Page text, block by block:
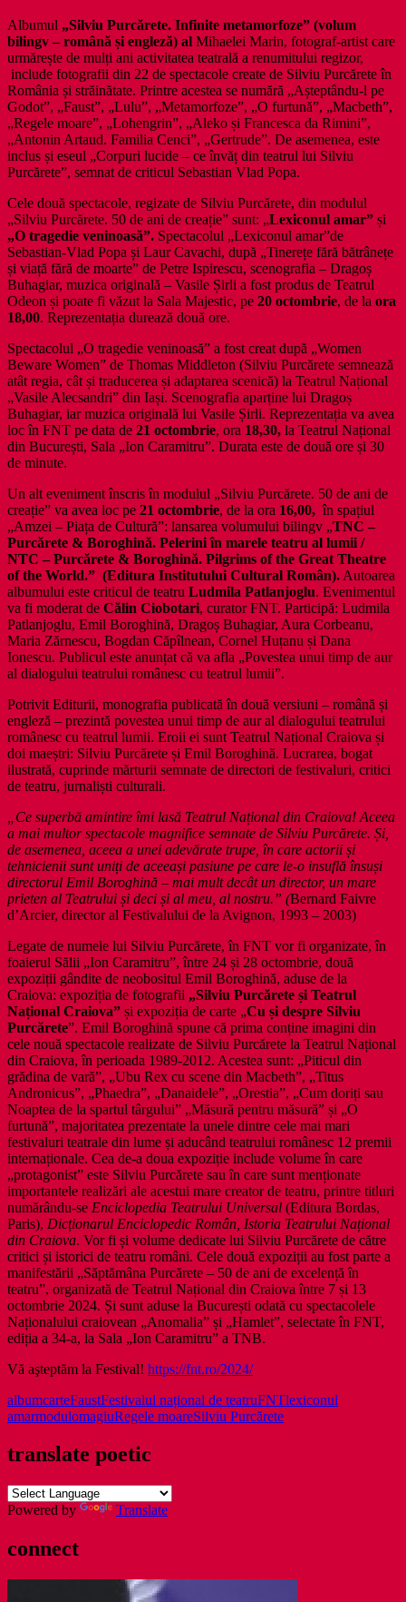
Albumul „Silviu Purcărete. Infinite metamorfoze” (volum
bilingv – română și engleză) al Mihaelei Marin, fotograf-artist care
urmărește de mulți ani activitatea teatrală a renumitului regizor,
include fotografii din 22 de spectacole create de Silviu Purcărete în
România și străinătate. Printre acestea se numără „Așteptându-l pe
Godot”, „Faust”, „Lulu”, „Metamorfoze”, „O furtună”, „Macbeth”,
„Regele moare”, „Lohengrin”, „Aleko și Francesca da Rimini”,
„Antonin Artaud. Familia Cenci”, „Gertrude”. De asemenea, este
inclus și eseul „Corpuri lucide – ce învăț din teatrul lui Silviu
Purcărete”, semnat de criticul Sebastian Vlad Popa.
Cele două spectacole, regizate de Silviu Purcărete, din modulul
„Silviu Purcărete. 50 de ani de creație” sunt: „Lexiconul amar” și
„O tragedie veninoasă”. Spectacolul „Lexiconul amar”de
Sebastian-Vlad Popa și Laur Cavachi, după „Tinerețe fără bătrânețe
și viață fără de moarte” de Petre Ispirescu, scenografia – Dragoș
Buhagiar, muzica originală – Vasile Șirli a fost produs de Teatrul
Odeon și poate fi văzut la Sala Majestic, pe 20 octombrie, de la ora
18,00. Reprezentația durează două ore.
Spectacolul „O tragedie veninoasă” a fost creat după „Women
Beware Women” de Thomas Middleton (Silviu Purcărete semnează
atât regia, cât și traducerea și adaptarea scenică) la Teatrul Național
„Vasile Alecsandri” din Iași. Scenografia aparține lui Dragoș
Buhagiar, iar muzica originală lui Vasile Șirli. Reprezentația va avea
loc în FNT pe data de 21 octombrie, ora 18,30, la Teatrul Național
din București, Sala „Ion Caramitru”. Durata este de două ore și 30
de minute.
Un alt eveniment înscris în modulul „Silviu Purcărete. 50 de ani de
creație” va avea loc pe 21 octombrie, de la ora 16,00, în spațiul
„Amzei – Piața de Cultură”: lansarea volumului bilingv „TNC –
Purcărete & Boroghină. Pelerini în marele teatru al lumii /
NTC – Purcărete & Boroghină. Pilgrims of the Great Theatre
of the World.” (Editura Institutului Cultural Român). Autoarea
albumului este criticul de teatru Ludmila Patlanjoglu. Evenimentul
va fi moderat de Călin Ciobotari, curator FNT. Participă: Ludmila
Patlanjoglu, Emil Boroghină, Dragoș Buhagiar, Aura Corbeanu,
Maria Zărnescu, Bogdan Căpîlnean, Cornel Huțanu și Dana
Ionescu. Publicul este anunțat că va afla „Povestea unui timp de aur
al dialogului teatrului românesc cu teatrul lumii”.
Potrivit Editurii, monografia publicată în două versiuni – română și
engleză – prezintă povestea unui timp de aur al dialogului teatrului
românesc cu teatrul lumii. Eroii ei sunt Teatrul Național Craiova și
doi maeștri: Silviu Purcărete și Emil Boroghină. Lucrarea, bogat
ilustrată, cuprinde mărturii semnate de directori de festivaluri, critici
de teatru, jurnaliști culturali.
„Ce superbă amintire îmi lasă Teatrul Național din Craiova! Aceea
a mai multor spectacole magnifice semnate de Silviu Purcărete. Și,
de asemenea, aceea a unei adevărate trupe, în care actorii și
tehnicienii sunt uniți de aceeași pasiune pe care le-o insuflă însuși
directorul Emil Boroghină – mai mult decât un director, un mare
prieten al Teatrului și deci și al meu, al nostru.” (Bernard Faivre
d’Arcier, director al Festivalului de la Avignon, 1993 – 2003)
Legate de numele lui Silviu Purcărete, în FNT vor fi organizate, în
foaierul Sălii „Ion Caramitru”, între 24 și 28 octombrie, două
expoziții gândite de neobositul Emil Boroghină, aduse de la
Craiova: expoziția de fotografii „Silviu Purcărete și Teatrul
Național Craiova” și expoziția de carte „Cu și despre Silviu
Purcărete”. Emil Boroghină spune că prima conține imagini din
cele nouă spectacole realizate de Silviu Purcărete la Teatrul Național
din Craiova, în perioada 1989-2012. Acestea sunt: „Piticul din
grădina de vară”, „Ubu Rex cu scene din Macbeth”, „Titus
Andronicus”, „Phaedra”, „Danaidele”, „Orestia”, „Cum doriți sau
Noaptea de la spartul târgului” „Măsură pentru măsură” și „O
furtună”, majoritatea prezentate la unele dintre cele mai mari
festivaluri teatrale din lume și aducând teatrului românesc 12 premii
internaționale. Cea de-a doua expoziție include volume în care
„protagonist” este Silviu Purcărete sau în care sunt menționate
importantele realizări ale acestui mare creator de teatru, printre titluri
numărându-se Enciclopedia Teatrului Universal (Editura Bordas,
Paris), Dicționarul Enciclopedic Român, Istoria Teatrului Național
din Craiova. Vor fi și volume dedicate lui Silviu Purcărete de către
critici și istorici de teatru români. Cele două expoziții au fost parte a
manifestării „Săptămâna Purcărete – 50 de ani de excelență în
teatru”, organizată de Teatrul Național din Craiova între 7 și 13
octombrie 2024. Și sunt aduse la București odată cu spectacolele
Naționalului craiovean „Anomalia” și „Hamlet”, selectate în FNT,
ediția a 34-a, la Sala „Ion Caramitru” a TNB.
Vă aşteptăm la Festival! https://fnt.ro/2024/
albumcarteFaustFestivalul național de teatruFNTlexiconul
amarmodulomagiuRegele moareSilviu Purcărete
translate poetic
Powered by Translate
connect